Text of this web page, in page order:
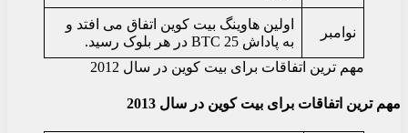
نوامبر
اولین هاوینگ بیت کوین اتفاق می افتد و
به پاداش 25 BTC در هر بلوک رسید.
مهم ترین اتفاقات برای بیت کوین در سال 2012
مهم ترین اتفاقات برای بیت کوین در سال 2013